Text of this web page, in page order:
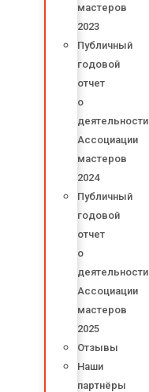
мастеров
2023
Публичный
годовой
отчет
о
деятельности
Ассоциации
мастеров
2024
Публичный
годовой
отчет
о
деятельности
Ассоциации
мастеров
2025
Отзывы
Наши
партнёры